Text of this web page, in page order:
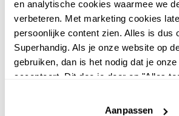
en analytische cookies waarmee we
verbeteren. Met marketing cookies
persoonlijke content zien. Alles is dus
Superhandig. Als je onze website op
gebruiken, dan is het nodig dat je
accepteert. Dit doe je door op "Alles
website niet optimaal functioneert.
Aanpassen